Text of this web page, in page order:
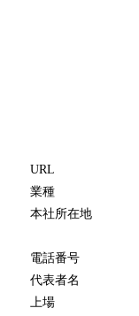
URL
業種
本社所在地
電話番号
代表者名
上場